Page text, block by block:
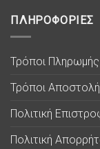
ΠΛΗΡΟΦΟΡΙΕΣ
Τρόποι Πληρωμής
Τρόποι
Πολιτική
Πολιτική